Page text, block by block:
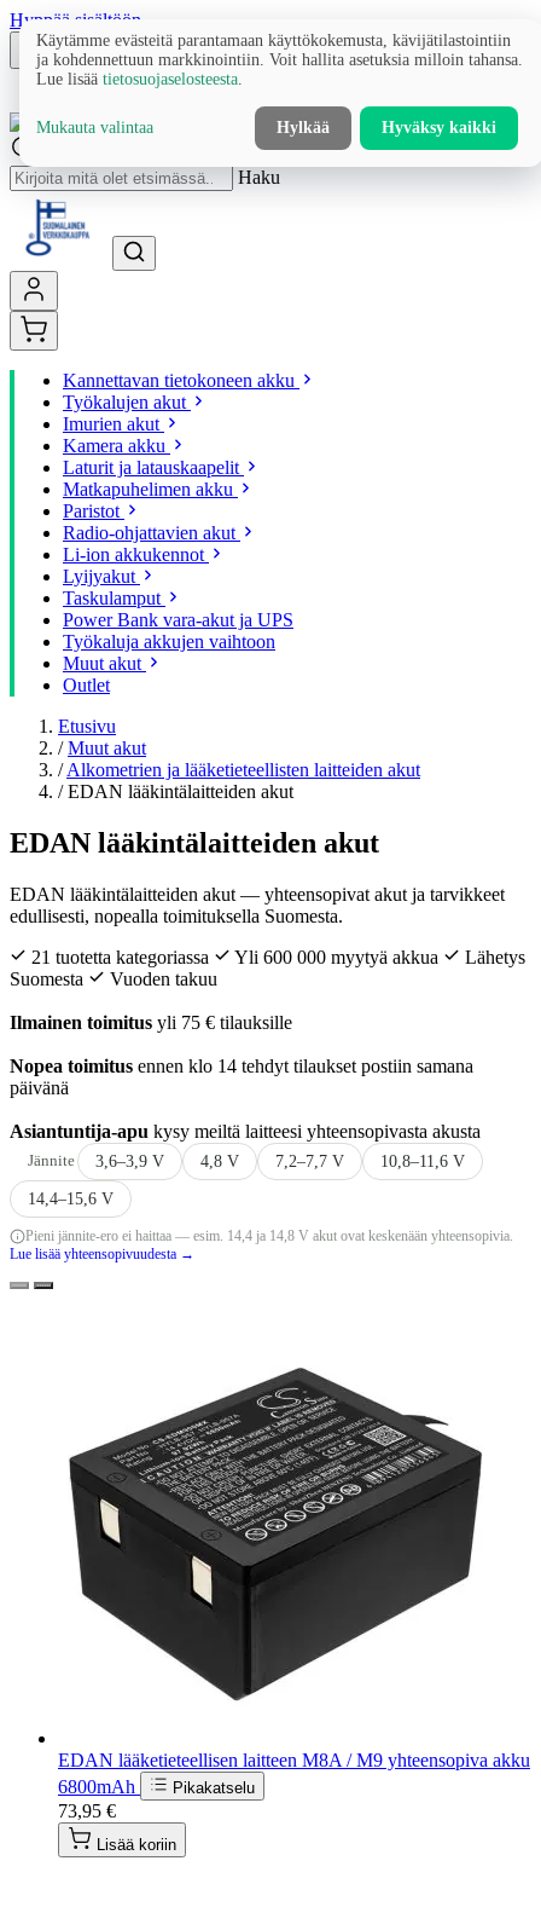
Hyppää sisältöön
Haku
Kannettavan tietokoneen akku
Työkalujen akut
Imurien akut
Kamera akku
Laturit ja latauskaapelit
Matkapuhelimen akku
Paristot
Radio-ohjattavien akut
Li-ion akkukennot
Lyijyakut
Taskulamput
Power Bank vara-akut ja UPS
Työkaluja akkujen vaihtoon
Muut akut
Outlet
Etusivu
/ Muut akut
/ Alkometrien ja lääketieteellisten laitteiden akut
/ EDAN lääkintälaitteiden akut
EDAN lääkintälaitteiden akut
EDAN lääkintälaitteiden akut — yhteensopivat akut ja tarvikkeet
edullisesti, nopealla toimituksella Suomesta.
21 tuotetta kategoriassa
Yli 600 000 myytyä akkua
Lähetys
Suomesta
Vuoden takuu
Ilmainen toimitus yli 75 € tilauksille
Nopea toimitus ennen klo 14 tehdyt tilaukset postiin samana
päivänä
Asiantuntija-apu kysy meiltä laitteesi yhteensopivasta akusta
Jännite 3,6–3,9 V 4,8 V 7,2–7,7 V 10,8–11,6 V
14,4–15,6 V
Pieni jännite-ero ei haittaa — esim. 14,4 ja 14,8 V akut ovat keskenään yhteensopivia.
Lue lisää yhteensopivuudesta →
EDAN lääketieteellisen laitteen M8A / M9 yhteensopiva akku
6800mAh
Pikakatselu
73,95 €
Lisää koriin
Käytämme evästeitä parantamaan käyttökokemusta, kävijätilastointiin
ja kohdennettuun markkinointiin. Voit hallita asetuksia milloin tahansa.
Lue lisää tietosuojaselosteesta
Mukauta valintaa Hylkää Hyväksy kaikki